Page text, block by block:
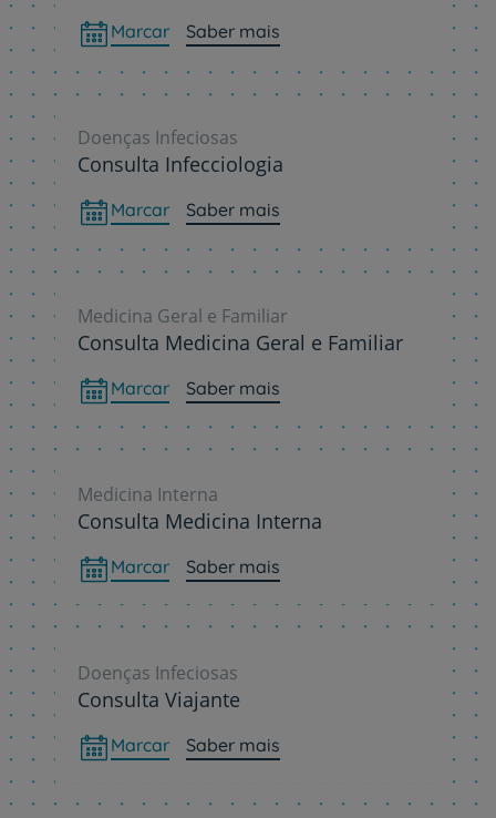
Marcar Saber mais
Doenças Infeciosas
Consulta Infecciologia
Marcar Saber mais
Medicina Geral e Familiar
Consulta Medicina Geral e Familiar
Marcar Saber mais
Medicina Interna
Consulta Medicina Interna
Marcar Saber mais
Doenças Infeciosas
Consulta Viajante
Marcar Saber mais